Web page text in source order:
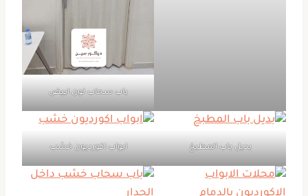
باب سحاب لون ابيض
بديل باب المطبخ ابواب اكورديون خشب